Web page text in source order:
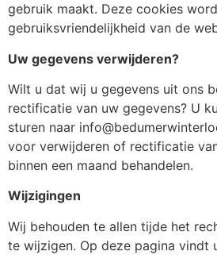
gebruik maakt. Deze cookies
gebruiksvriendelijkheid van de
Uw gegevens verwijderen?
Wilt u dat wij u gegevens uit ons
rectificatie van uw gegevens? U
sturen naar
voor verwijderen of rectificatie
binnen een maand behandelen.
Wijzigingen
Wij behouden te allen tijde het
te wijzigen. Op deze pagina vindt